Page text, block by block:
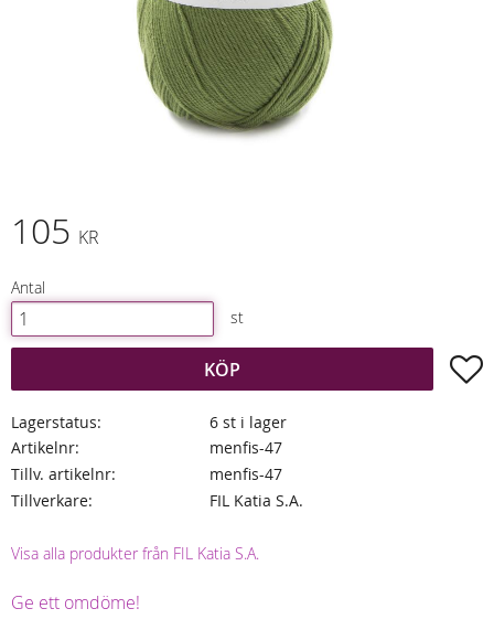
105 KR
Antal
st
KÖP
Lagerstatus
6 st i lager
Artikelnr
menfis-47
Tillv. artikelnr
menfis-47
Tillverkare
FIL Katia S.A.
Visa alla produkter från FIL Katia S.A.
Ge ett omdöme!